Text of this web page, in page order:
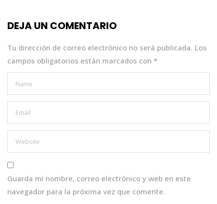
o
k
p
DEJA UN COMENTARIO
Tu dirección de correo electrónico no será publicada. Los
campos obligatorios están marcados con *
Guarda mi nombre, correo electrónico y web en este
navegador para la próxima vez que comente.